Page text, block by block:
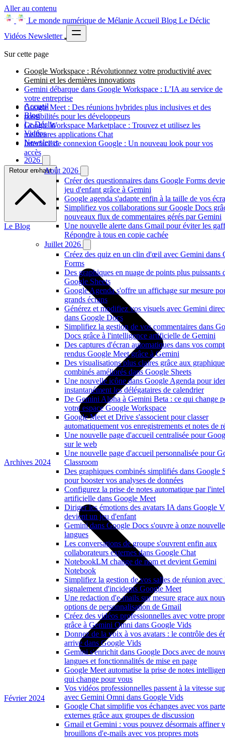
Aller au contenu
Le monde numérique de Mélanie Accueil Blog Le Déclic
Vidéos Newsletter
Accueil
Blog
Le Déclic
Vidéos
Newsletter
2026
Août 2026
Créer des questionnaires dans Google Forms
jeu d'enfant grâce à Gemini
Google agenda s'adapte enfin à la taille de vos
Simplifiez vos collaborations sur Google Docs
nouveaux flux de commentaires gérés par Gemini
Une nouvelle alerte dans Gmail pour éviter les
Répondre à tous en copie cachée
Juillet 2026
Créez des quiz en un clin d'œil avec Gemini dans
Forms
Des graphiques en nuage de points plus puissants
Google Sheets
Google Agenda s'offre un affichage sur mesure
grands écrans
Générez et modifiez vos visuels avec Gemini
dans Google Docs
Simplifiez la gestion de vos commentaires dans
Docs grâce à l'intelligence artificielle de Gemini
Des captures d'écran automatiques dans vos
rendus Google Meet grâce à Gemini
Des visualisations plus claires grâce aux
combinés améliorés dans Google Sheets
Une nouvelle icône dans Google Agenda pour
instantanément les délégataires de calendrier
De Gemini Alpha à Gemini Beta : ce qui change
votre espace Google Workspace
Google Meet et Drive s'associent pour classer
automatiquement vos enregistrements et notes de
Une nouvelle page d'accueil centralisée pour
sur le web
Une nouvelle page d'accueil personnalisée pour
Classroom
Des graphiques combinés simplifiés dans Google
pour booster vos analyses de données
Configurez la prise de notes automatique par
artificielle dans Google Meet
Diriger les émotions des avatars IA dans Google
devient un jeu d'enfant
Gemini dans Google Docs s'ouvre à onze
langues
Les conversations de groupe s'ouvrent enfin aux
collaborateurs externes dans Google Chat
NotebookLM change de nom et devient Gemini
Notebook
Simplifiez la gestion de vos salles de réunion avec
signalement d'incidents Google Meet
Une redaction d'e-mails sur mesure grace aux
options de personnalisation de Gmail
Créez des vidéos professionnelles avec votre
grâce à Gemini Omni dans Google Vids
Donnez de la voix à vos avatars : le contrôle des
arrive dans Google Vids
Gemini s'enrichit dans Google Docs avec de
langues et fonctionnalités de mise en page
Google Meet automatise la prise de notes
qui change pour vous
Vos vidéos professionnelles passent à la vitesse
avec Gemini Omni dans Google Vids
Google Chat simplifie vos échanges avec vos
externes grâce aux groupes de discussion
Gmail et Gemini : vous pouvez désormais affiner
brouillons d'e-mails avec vos propres mots
Sur cette page
Google Workspace : Révolutionnez votre productivité avec
Gemini et les dernières innovations
Gemini débarque dans Google Workspace : L’IA au service de
votre entreprise
Google Meet : Des réunions hybrides plus inclusives et des
possibilités pour les développeurs
Google Workspace Marketplace : Trouvez et utilisez les
meilleures applications Chat
Interface de connexion Google : Un nouveau look pour vos
accès
Retour en haut
Le Blog
Archives 2024
Février 2024